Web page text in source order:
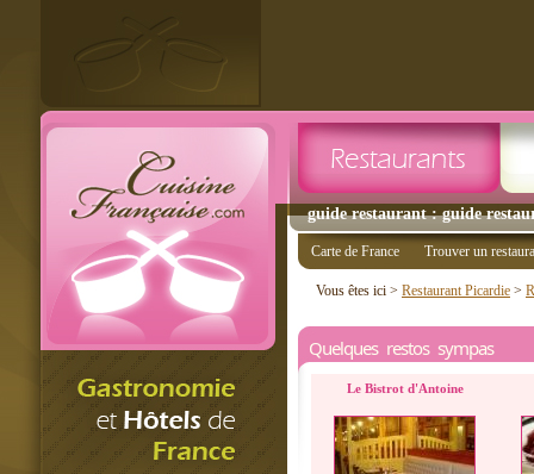
guide restaurant : guide
Carte de France Trouver un
Vous êtes ici > Restaurant Picardie >
Quelques restos sympas
Le Bistrot d'Antoine